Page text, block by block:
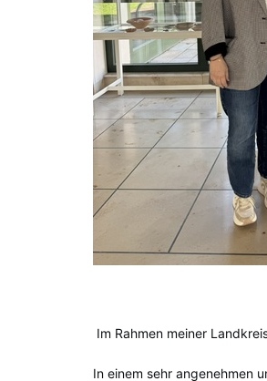
Im Rahmen meiner
In einem sehr angenehmen